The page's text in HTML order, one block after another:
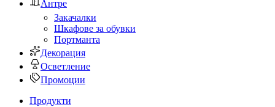
Антре
Закачалки
Шкафове за обувки
Портманта
Декорация
Осветление
Промоции
Продукти